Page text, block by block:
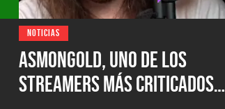
NOTICIAS
Asmongold, uno de los
streamers más criticados